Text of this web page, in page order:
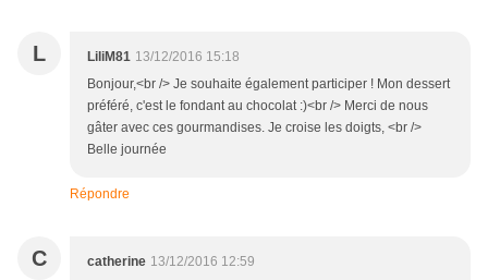
L LiliM81 13/12/2016 15:18
Bonjour,<br /> Je souhaite également participer ! Mon dessert
préféré, c'est le fondant au chocolat :)<br /> Merci de nous
gâter avec ces gourmandises. Je croise les doigts, <br />
Belle journée
Répondre
C catherine 13/12/2016 12:59